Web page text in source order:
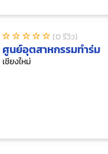
(0 รีวิว)
ศูนย์อุตสาหกรรมทำร่ม
เชียงใหม่